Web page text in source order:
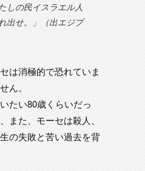
しの民イスラエル人
出せ。」（出エジプ
は消極的で恐れていま
ん。
たい80歳くらいだっ
また、モーセは殺人、
の失敗と苦い過去を背